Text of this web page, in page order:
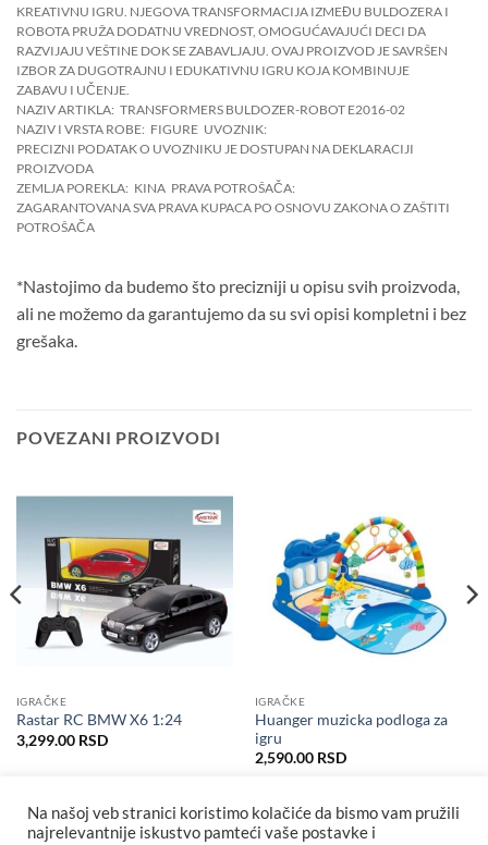
KREATIVNU IGRU. NJEGOVA TRANSFORMACIJA IZMEĐU BULDOZERA I
ROBOTA PRUŽA DODATNU VREDNOST, OMOGUĆAVAJUĆI DECI DA
RAZVIJAJU VEŠTINE DOK SE ZABAVLJAJU. OVAJ PROIZVOD JE SAVRŠEN
IZBOR ZA DUGOTRAJNU I EDUKATIVNU IGRU KOJA KOMBINUJE
ZABAVU I UČENJE.
NAZIV ARTIKLA: TRANSFORMERS BULDOZER-ROBOT E2016-02
NAZIV I VRSTA ROBE: FIGURE UVOZNIK:
PRECIZNI PODATAK O UVOZNIKU JE DOSTUPAN NA DEKLARACIJI
PROIZVODA
ZEMLJA POREKLA: KINA PRAVA POTROŠAČA:
ZAGARANTOVANA SVA PRAVA KUPACA PO OSNOVU ZAKONA O ZAŠTITI
POTROŠAČA
*Nastojimo da budemo što precizniji u opisu svih proizvoda,
ali ne možemo da garantujemo da su svi opisi kompletni i bez
grešaka.
POVEZANI PROIZVODI
IGRAČKE
Rastar RC BMW X6 1:24
3,299.00 RSD
IGRAČKE
Huanger muzicka podloga za
igru
2,590.00 RSD
Na našoj veb stranici koristimo kolačiće da bismo vam pružili
najrelevantnije iskustvo pamteći vaše postavke i